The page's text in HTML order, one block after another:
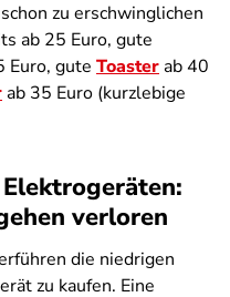
zu erschwinglichen
ab 25 Euro, gute
Euro, gute Toasterab 40
ab 35 Euro (kurzlebige
verloren
die niedrigen
zu kaufen. Eine